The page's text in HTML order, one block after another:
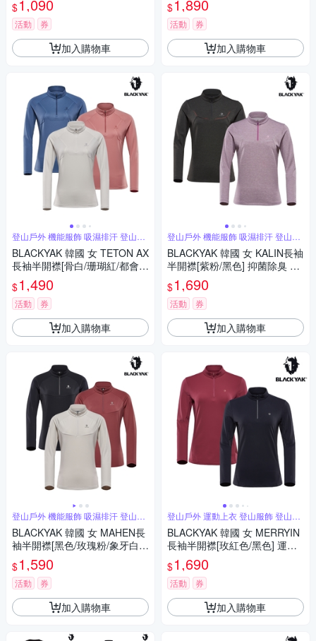
言BYCB2WC702
$1,090
活動 券
加入購物車
登山戶外 機能服飾 吸濕排汗 登山必
備
BLACKYAK 韓國 女 TETON AX
長袖半開襟[骨白/珊瑚紅/都會
藍] 印花設計 吸濕排汗 IU代言
BYCB2WC901
$1,490
活動 券
加入購物車
登山戶外 機能服飾 吸濕排汗 登山必
備
BLACKYAK 韓國 女 MAHEN長
袖半開襟[黑色/玫瑰粉/象牙白]
抑菌機能 銀離子 刷毛 IU代言B
YCB2WC905
$1,590
活動 券
加入購物車
4
$1,890
活動 券
加入購物車
登山戶外 機能服飾 吸濕排汗 登山必
備
BLACKYAK 韓國 女 KALIN長袖
半開襟[紫粉/黑色] 抑菌除臭 吸
溼快乾 IU代言 BYCB2WC904
$1,690
活動 券
加入購物車
登山戶外 運動上衣 登山服飾 登山必
備
BLACKYAK 韓國 女 MERRYIN
長袖半開襟[玫紅色/黑色] 運動
休閒 長袖上衣 BYBB2WC903
$1,690
活動 券
加入購物車